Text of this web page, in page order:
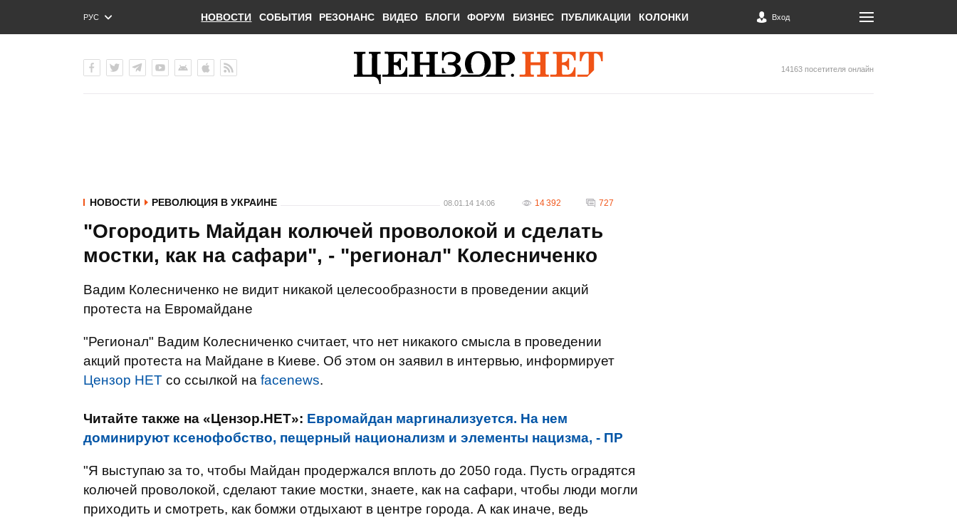
РУС
ENG
НОВОСТИ СОБЫТИЯ РЕЗОНАНС ВИДЕО БЛОГИ ФОРУМ БИЗНЕС ПУБЛИКАЦИИ КОЛОНКИ Вход
14163 посетителя онлайн
НОВОСТИ РЕВОЛЮЦИЯ В УКРАИНЕ 08.01.14 14:06 14 392 727
"Огородить Майдан колючей проволокой и сделать
мостки, как на сафари", - "регионал" Колесниченко
Вадим Колесниченко не видит никакой целесообразности в проведении акций
протеста на Евромайдане
"Регионал" Вадим Колесниченко считает, что нет никакого смысла в проведении
акций протеста на Майдане в Киеве. Об этом он заявил в интервью, информирует
Цензор НЕТ со ссылкой на facenews.
Читайте также на «Цензор.НЕТ»: Евромайдан маргинализуется. На нем
доминируют ксенофобство, пещерный национализм и элементы нацизма, - ПР
"Я выступаю за то, чтобы Майдан продержался вплоть до 2050 года. Пусть оградятся
колючей проволокой, сделают такие мостки, знаете, как на сафари, чтобы люди могли
приходить и смотреть, как бомжи отдыхают в центре города. А как иначе, ведь